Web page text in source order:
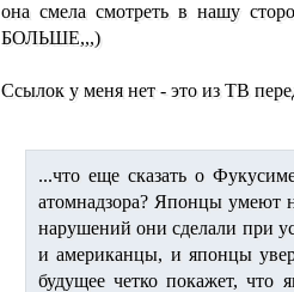
она смела смотреть в нашу
БОЛЬШЕ,,,)
Ссылок у меня нет - это из ТВ
...что еще сказать о
атомнадзора? Японцы умеют
нарушений они сделали при
и американцы, и японцы
будущее четко покажет, что